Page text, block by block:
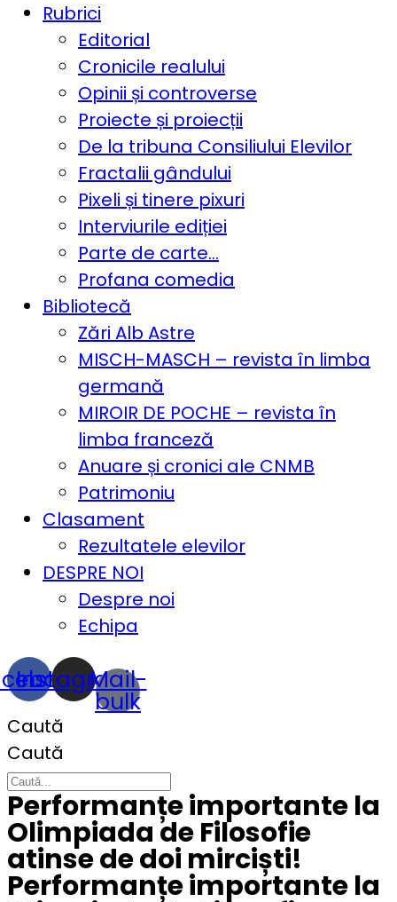
Rubrici
Editorial
Cronicile realului
Opinii și controverse
Proiecte și proiecții
De la tribuna Consiliului Elevilor
Fractalii gândului
Pixeli și tinere pixuri
Interviurile ediției
Parte de carte…
Profana comedia
Bibliotecă
Zări Alb Astre
MISCH-MASCH – revista în limba
germană
MIROIR DE POCHE – revista în
limba franceză
Anuare și cronici ale CNMB
Patrimoniu
Clasament
Rezultatele elevilor
DESPRE NOI
Despre noi
Echipa
Instagram
Mail-
bulk
Caută
Caută
Performanțe importante la
Olimpiada de Filosofie
atinse de doi mirciști!
Performanțe importante la